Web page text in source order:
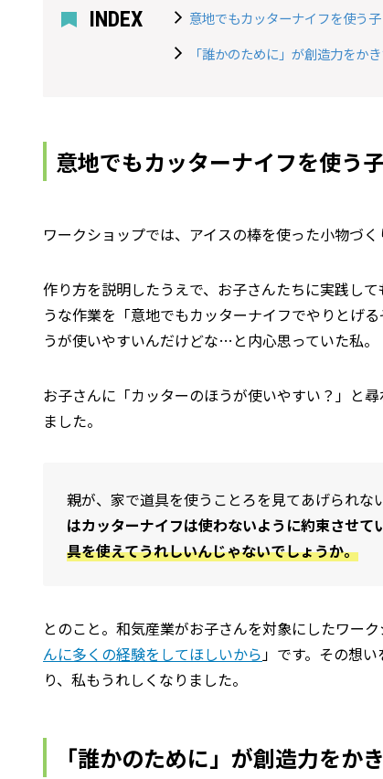
INDEX
意地でもカッターナイフを使う
「誰かのために」が創造力をか
意地でもカッターナイフを使う
ワークショップでは、アイスの棒を使った小物づ
作り方を説明したうえで、お子さんたちに実践し
うな作業を「意地でもカッターナイフでやりとげ
うが使いやすいんだけどな…と内心思っていた私。
お子さんに「カッターのほうが使いやすい？」と
ました。
親が、家で道具を使うことろを見てあげられな
はカッターナイフは使わないように約束させて
具を使えてうれしいんじゃないでしょうか。
とのこと。和気産業がお子さんを対象にしたワー
んに多くの経験をしてほしいから」です。その想
り、私もうれしくなりました。
「誰かのために」が創造力をか